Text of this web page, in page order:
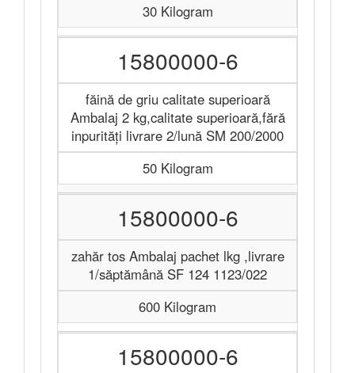
30 Kilogram
15800000-6
făină de griu calitate superioară
Ambalaj 2 kg,calitate superioară,fără
inpurităţi livrare 2/lună SM 200/2000
50 Kilogram
15800000-6
zahăr tos Ambalaj pachet lkg ,livrare
1/săptămână SF 124 1123/022
600 Kilogram
15800000-6